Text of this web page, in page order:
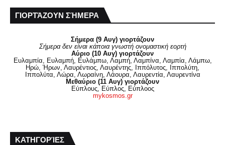
ΓΙΟΡΤΆΖΟΥΝ ΣΉΜΕΡΑ
Σήμερα (9 Αυγ) γιορτάζουν
Σήμερα δεν είναι κάποια γνωστή ονομαστική εορτή
Αύριο (10 Αυγ) γιορτάζουν
Ευλαμπία, Ευλαμπή, Ευλάμπω, Λαμπή, Λαμπίνα, Λαμπία, Λάμπω,
Ηρώ, Ήρων, Λαυρέντιος, Λαυρέντης, Ιππόλυτος, Ιππολύτη,
Ιππολύτα, Λώρα, Λωραίνη, Λάουρα, Λαυρεντία, Λαυρεντίνα
Μεθαύριο (11 Αυγ) γιορτάζουν
Εύπλους, Εύπλος, Εύπλοος
mykosmos.gr
ΚΑΤΗΓΟΡΊΕΣ